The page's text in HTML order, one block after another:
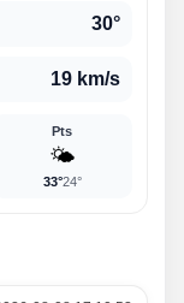
30°
19 km/s
Pts
🌤️
33°24°